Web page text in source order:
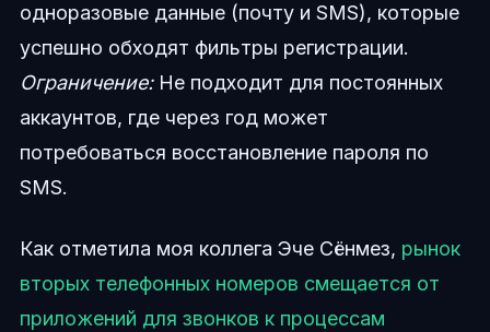
одноразовые данные (почту и SMS), которые
успешно обходят фильтры регистрации.
Ограничение:Не подходит для постоянных
аккаунтов, где через год может
потребоваться восстановление пароля по
SMS.
Как отметила моя коллега Эче Сёнмез, рынок
вторых телефонных номеров смещается от
приложений для звонков к процессам